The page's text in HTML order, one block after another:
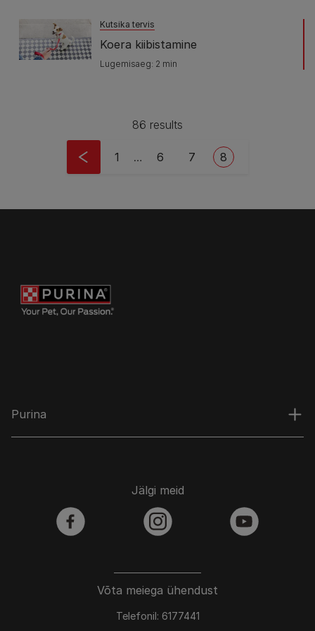
Kutsika tervis
Koera kiibistamine
Lugemisaeg: 2 min
86 results
Esimene leht
1 … Lehekülg
6 Lehekülg
7 Eesolev leht
8
Purina
Võta meiega ühendust
Telefonil: 6177441
Jälgi meid
facebook instagram youtube